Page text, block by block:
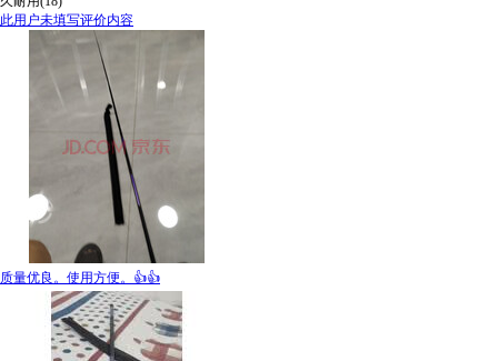
此用户未填写评价内容
质量优良。使用方便。👍👍